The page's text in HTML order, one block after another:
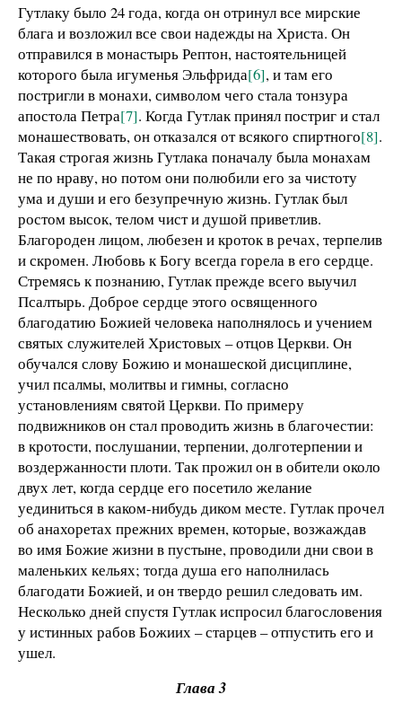
Гутлаку было 24 года, когда он отринул все мирские
блага и возложил все свои надежды на Христа. Он
отправился в монастырь Рептон, настоятельницей
которого была игуменья Эльфрида[6], и там его
постригли в монахи, символом чего стала тонзура
апостола Петра[7]. Когда Гутлак принял постриг и стал
монашествовать, он отказался от всякого спиртного[8].
Такая строгая жизнь Гутлака поначалу была монахам
не по нраву, но потом они полюбили его за чистоту
ума и души и его безупречную жизнь. Гутлак был
ростом высок, телом чист и душой приветлив.
Благороден лицом, любезен и кроток в речах, терпелив
и скромен. Любовь к Богу всегда горела в его сердце.
Стремясь к познанию, Гутлак прежде всего выучил
Псалтырь. Доброе сердце этого освященного
благодатию Божией человека наполнялось и учением
святых служителей Христовых – отцов Церкви. Он
обучался слову Божию и монашеской дисциплине,
учил псалмы, молитвы и гимны, согласно
установлениям святой Церкви. По примеру
подвижников он стал проводить жизнь в благочестии:
в кротости, послушании, терпении, долготерпении и
воздержанности плоти. Так прожил он в обители около
двух лет, когда сердце его посетило желание
уединиться в каком-нибудь диком месте. Гутлак прочел
об анахоретах прежних времен, которые, возжаждав
во имя Божие жизни в пустыне, проводили дни свои в
маленьких кельях; тогда душа его наполнилась
благодати Божией, и он твердо решил следовать им.
Несколько дней спустя Гутлак испросил благословения
у истинных рабов Божиих – старцев – отпустить его и
ушел.
Глава 3